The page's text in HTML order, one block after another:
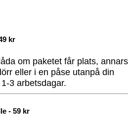
kr
om paketet får plats, annars
eller i en påse utanpå din
3 arbetsdagar.
- 59 kr